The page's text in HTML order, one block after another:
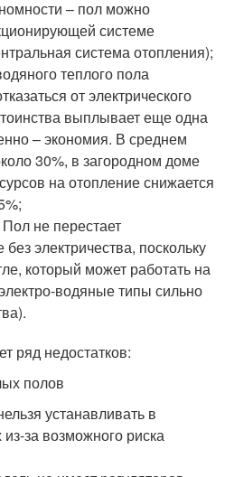
– пол можно
системе
система отопления);
теплого пола
от электрического
выплывает еще одна
– экономия. В среднем
30%, в загородном доме
на отопление снижается
не перестает
электричества, поскольку
который может работать на
водяные типы сильно
ряд недостатков:
полов
устанавливать в
за возможного риска